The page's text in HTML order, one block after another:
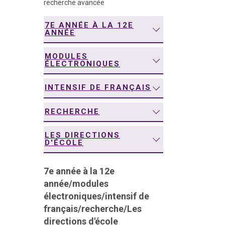
recherche avancée
7E ANNÉE À LA 12E
ANNÉE
MODULES
ÉLECTRONIQUES
INTENSIF DE FRANÇAIS
RECHERCHE
LES DIRECTIONS
D'ÉCOLE
7e année à la 12e
année/modules
électroniques/intensif de
français/recherche/Les
directions d'école